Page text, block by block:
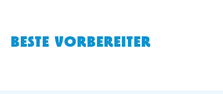
BESTE VORBEREITER